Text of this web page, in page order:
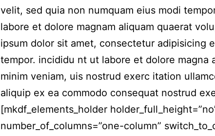
velit, sed quia non numquam eius modi
labore et dolore magnam aliquam quaerat
ipsum dolor sit amet, consectetur adipisicing
tempor. incididu nt ut labore et dolore magna
minim veniam, uis nostrud exerc itation
aliquip ex ea commodo consequat nostrud
[mkdf_elements_holder
number_of_columns=”one-column”